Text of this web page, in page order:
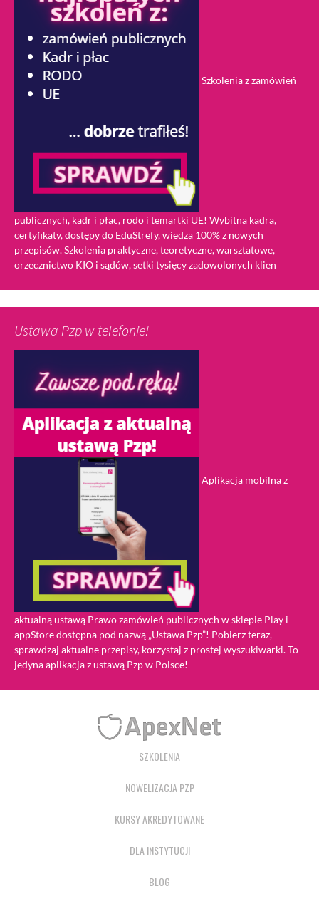
Szkolenia z zamówień
publicznych, kadr i płac, rodo i temartki UE! Wybitna kadra,
certyfikaty, dostępy do EduStrefy, wiedza 100% z nowych
przepisów. Szkolenia praktyczne, teoretyczne, warsztatowe,
orzecznictwo KIO i sądów, setki tysięcy zadowolonych klien
Ustawa Pzp w telefonie!
Aplikacja mobilna z
aktualną ustawą Prawo zamówień publicznych w sklepie Play i
appStore dostępna pod nazwą „Ustawa Pzp”! Pobierz teraz,
sprawdzaj aktualne przepisy, korzystaj z prostej wyszukiwarki. To
jedyna aplikacja z ustawą Pzp w Polsce!
SZKOLENIA
NOWELIZACJA PZP
KURSY AKREDYTOWANE
DLA INSTYTUCJI
BLOG